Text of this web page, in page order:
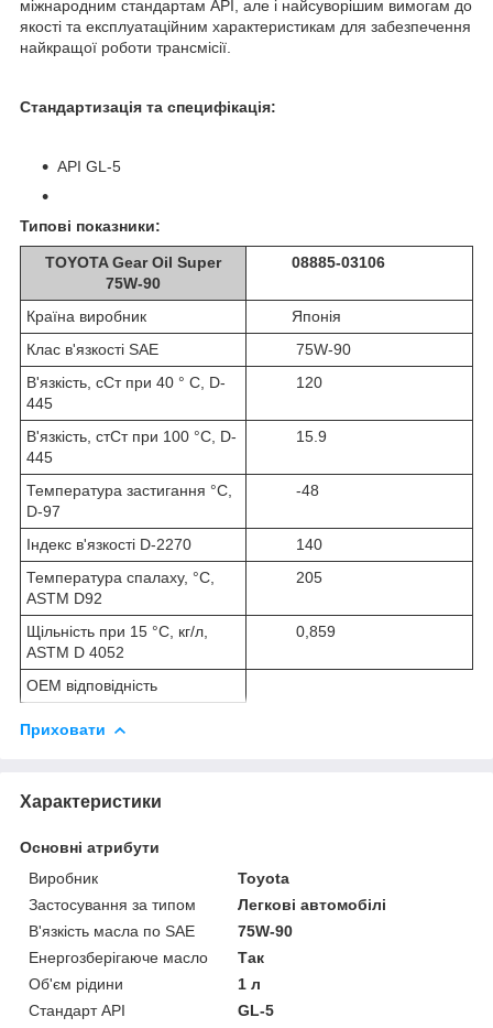
міжнародним стандартам API, але і найсуворішим вимогам до
якості та експлуатаційним характеристикам для забезпечення
найкращої роботи трансмісії.
Стандартизація та специфікація:
API GL-5
Типові показники:
TOYOTA Gear Oil Super
75W-90
08885-03106
Країна виробник
Японія
Клас в'язкості SAE
75W-90
В'язкість, сСт при 40 ° С, D-
445
120
В'язкість, стСт при 100 °C, D-
445
15.9
Температура застигання °С,
D-97
-48
Індекс в'язкості D-2270
140
Температура спалаху, °C,
ASTM D92
205
Щільність при 15 °C, кг/л,
ASTM D 4052
0,859
OEM відповідність
Приховати
Характеристики
Основні атрибути
Виробник
Toyota
Застосування за типом
Легкові автомобілі
В'язкість масла по SAE
75W-90
Енергозберігаюче масло
Так
Об'єм рідини
1 л
Стандарт API
GL-5